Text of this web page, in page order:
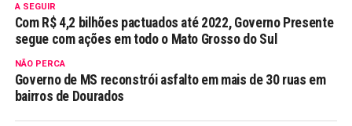
A SEGUIR
Com R$ 4,2 bilhões pactuados até 2022, Governo Presente
segue com ações em todo o Mato Grosso do Sul
NÃO PERCA
Governo de MS reconstrói asfalto em mais de 30 ruas em
bairros de Dourados